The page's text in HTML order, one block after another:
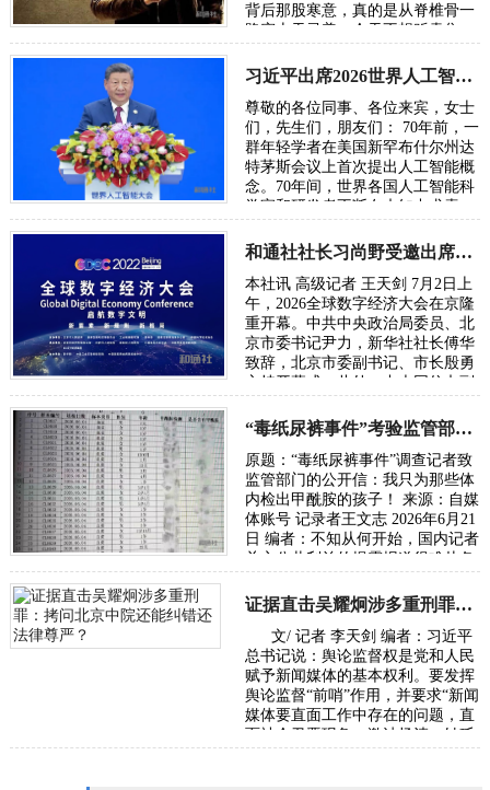
背后那股寒意，真的是从脊椎骨一
路窜上天灵盖。今天不想贩卖焦
虑，我只想把账本翻开，一笔一笔
算清楚。因为…
习近平出席2026世界人工智能大会呼吁携手构建公正合理的全球人工智能治理体系
尊敬的各位同事、各位来宾，女士
们，先生们，朋友们： 70年前，一
群年轻学者在美国新罕布什尔州达
特茅斯会议上首次提出人工智能概
念。70年间，世界各国人工智能科
学家和研发者不断在未知中求索、
在曲折中前行、在坚守中突破。70
年后，…
和通社社长习尚野受邀出席2026年全球数字经济大会
本社讯 高级记者 王天剑 7月2日上
午，2026全球数字经济大会在京隆
重开幕。中共中央政治局委员、北
京市委书记尹力，新华社社长傅华
致辞，北京市委副书记、市长殷勇
主持开幕式。此外，中央网信办副
主任、国家网信办副主任王京涛，
国家发…
“毒纸尿裤事件”考验监管部门的党性初心与执法能力
原题：“毒纸尿裤事件”调查记者致
监管部门的公开信：我只为那些体
内检出甲酰胺的孩子！ 来源：自媒
体账号 记录者王文志 2026年6月21
日 编者：不知从何开始，国内记者
关心公共利益的揭露报道很难从各
级主流媒体发出，往往是走自媒体
或者…
证据直击吴耀炯涉多重刑罪：拷问北京中院还能纠错还法律尊严？
文/ 记者 李天剑 编者：习近平
总书记说：舆论监督权是党和人民
赋予新闻媒体的基本权利。要发挥
舆论监督“前哨”作用，并要求“新闻
媒体要直面工作中存在的问题，直
面社会丑恶现象，激浊扬清、针砭
时弊”。本社收到受害者武女士